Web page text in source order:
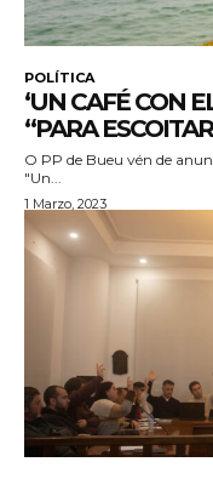
POLÍTICA
‘UN CAFÉ CON
“PARA
O PP de Bueu vén de
"Un...
1 Marzo, 2023